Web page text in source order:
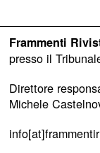
Frammenti
presso il
Direttore
Michele